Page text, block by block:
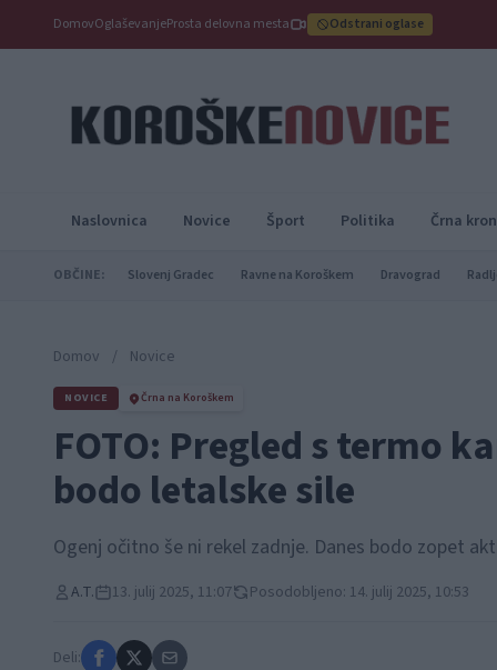
DomovOglaševanjeProsta delovna mesta Odstrani oglase
Naslovnica Novice Šport Politika Črna
OBČINE: Slovenj Gradec Ravne na Koroškem Dravograd
Domov / Novice
NOVICE Črna na Koroškem
FOTO: Pregled s termo
bodo letalske sile
Ogenj očitno še ni rekel zadnje. Danes bodo zopet
A.T. 13. julij 2025, 11:07 Posodobljeno: 14. julij 2025, 10:53
Deli: